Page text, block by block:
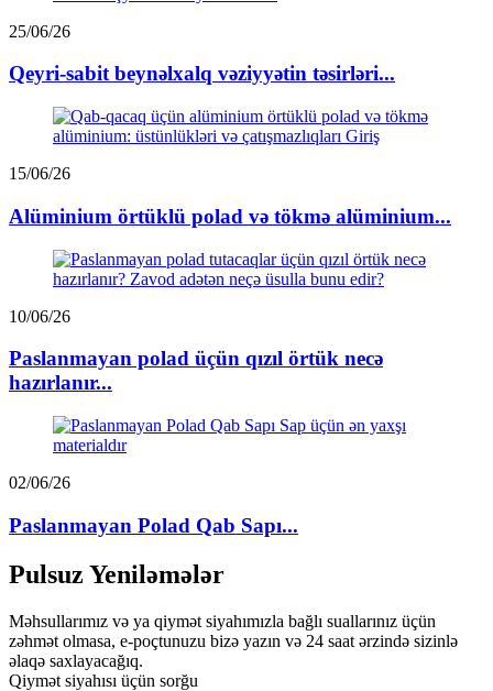
25/06/26
Qeyri-sabit beynəlxalq vəziyyətin təsirləri...
15/06/26
Alüminium örtüklü polad və tökmə alüminium...
10/06/26
Paslanmayan polad üçün qızıl örtük necə
hazırlanır...
02/06/26
Paslanmayan Polad Qab Sapı...
Pulsuz Yeniləmələr
Məhsullarımız və ya qiymət siyahımızla bağlı suallarınız üçün
zəhmət olmasa, e-poçtunuzu bizə yazın və 24 saat ərzində sizinlə
əlaqə saxlayacağıq.
Qiymət siyahısı üçün sorğu